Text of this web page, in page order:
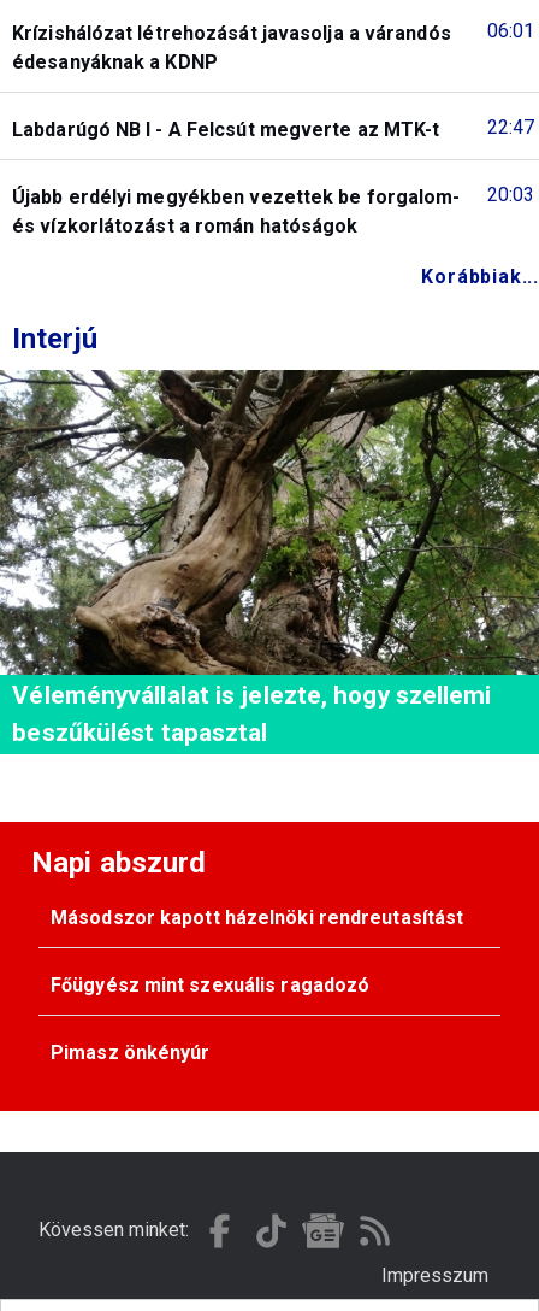
06:01
Krízishálózat létrehozását javasolja a várandós
édesanyáknak a KDNP
22:47
Labdarúgó NB I - A Felcsút megverte az MTK-t
20:03
Újabb erdélyi megyékben vezettek be forgalom-
és vízkorlátozást a román hatóságok
Korábbiak...
Interjú
Véleményvállalat is jelezte, hogy szellemi
beszűkülést tapasztal
Napi abszurd
Másodszor kapott házelnöki rendreutasítást
Főügyész mint szexuális ragadozó
Pimasz önkényúr
Kövessen minket:
Impresszum